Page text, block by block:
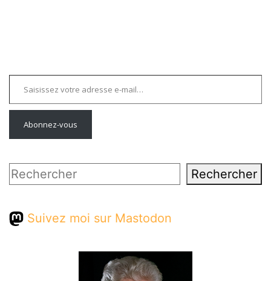
Saisissez votre adresse e-mail…
Abonnez-vous
Rechercher Rechercher
Suivez moi sur Mastodon